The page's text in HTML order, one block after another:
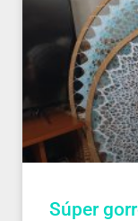
Súper